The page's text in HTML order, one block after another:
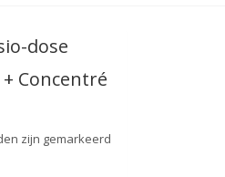
dose
Concentré
zijn gemarkeerd